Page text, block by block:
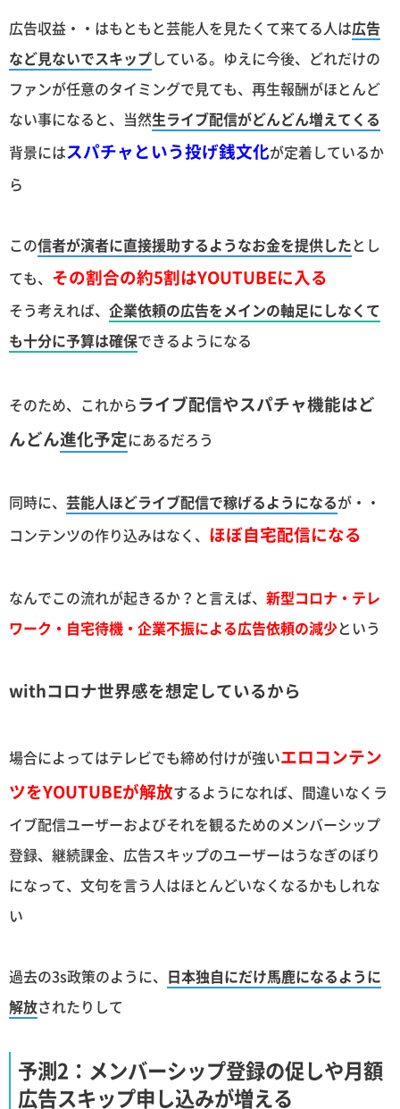
広告収益・・はもともと芸能人を見たくて来てる人は広告
など見ないでスキップしている。ゆえに今後、どれだけの
ファンが任意のタイミングで見ても、再生報酬がほとんど
ない事になると、当然生ライブ配信がどんどん増えてくる
背景にはスパチャという投げ銭文化が定着しているか
ら
この信者が演者に直接援助するようなお金を提供したとし
ても、 その割合の約5割はYOUTUBEに入る
そう考えれば、 企業依頼の広告をメインの軸足にしなくて
も十分に予算は確保できるようになる
そのため、これからライブ配信やスパチャ機能はど
んどん進化予定にあるだろう
同時に、 芸能人ほどライブ配信で稼げるようになるが・・
コンテンツの作り込みはなく、 ほぼ自宅配信になる
なんでこの流れが起きるか？と言えば、 新型コロナ・テレ
ワーク・自宅待機・企業不振による広告依頼の減少という
withコロナ世界感を想定しているから
場合によってはテレビでも締め付けが強いエロコンテン
ツをYOUTUBEが解放するようになれば、間違いなくラ
イブ配信ユーザーおよびそれを観るためのメンバーシップ
登録、継続課金、広告スキップのユーザーはうなぎのぼり
になって、文句を言う人はほとんどいなくなるかもしれな
い
過去の3s政策のように、 日本独自にだけ馬鹿になるように
解放されたりして
予測2：メンバーシップ登録の促しや月額
広告スキップ申し込みが増える